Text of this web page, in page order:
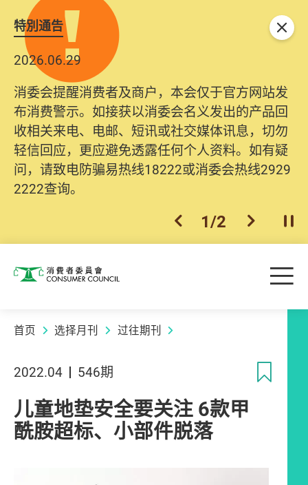
特別通告
2026.06.29
消委会提醒消费者及商户，本会仅于官方网站发
布消费警示。如接获以消委会名义发出的产品回
收相关来电、电邮、短讯或社交媒体讯息，切勿
轻信回应，更应避免透露任何个人资料。如有疑
问，请致电防骗易热线18222或消委会热线2929
2222查询。
上一个
1/2 下一个开
关闭
消费者委员会 目
首页 选择月刊 过往期刊
2022.04 546期
儿童地垫安全要关注 6款甲
酰胺超标、小部件脱落